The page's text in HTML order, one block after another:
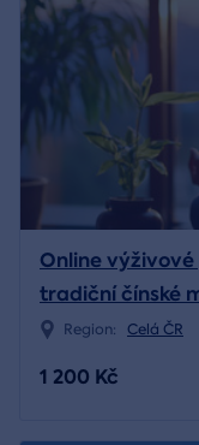
Online
tradiční čínské
Region: Celá ČR
1 200 Kč